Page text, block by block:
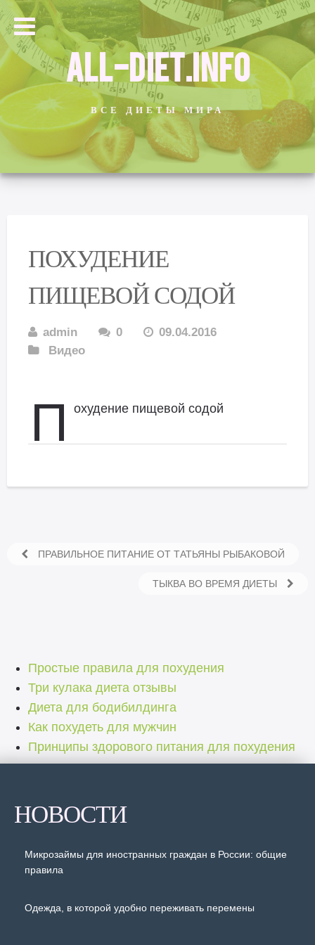
ALL-DIET.INFO
ВСЕ ДИЕТЫ МИРА
ПОХУДЕНИЕ
ПИЩЕВОЙ СОДОЙ
admin 0
09.04.2016
Видео
П охудение пищевой содой
ПРАВИЛЬНОЕ ПИТАНИЕ ОТ ТАТЬЯНЫ РЫБАКОВОЙ
ТЫКВА ВО ВРЕМЯ ДИЕТЫ
Простые правила для похудения
Три кулака диета отзывы
Диета для бодибилдинга
Как похудеть для мужчин
Принципы здорового питания для похудения
НОВОСТИ
Микрозаймы для иностранных граждан в России: общие
правила
Одежда, в которой удобно переживать перемены